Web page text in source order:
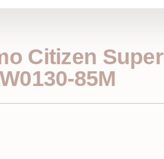
Citizen Super
85M